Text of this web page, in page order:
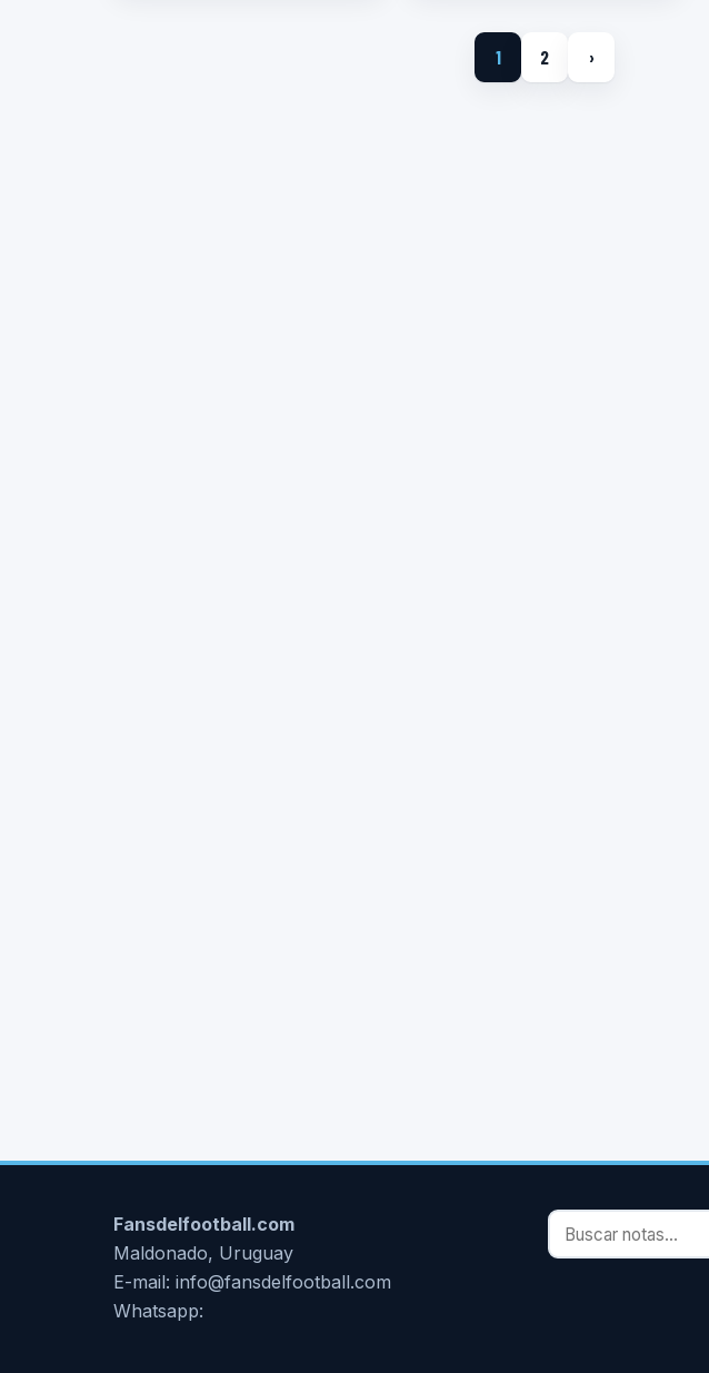
1 2 ›
Fansdelfootball.com
Maldonado, Uruguay
E-mail: info@fansdelfootball.com
Whatsapp:
Buscar notas